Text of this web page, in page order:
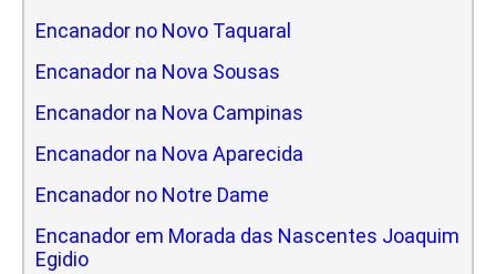
Encanador no Novo Taquaral
Encanador na Nova Sousas
Encanador na Nova Campinas
Encanador na Nova Aparecida
Encanador no Notre Dame
Encanador em Morada das Nascentes Joaquim
Egidio